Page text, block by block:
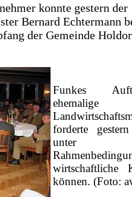
konnte gestern der
Bernard Echtermann
der Gemeinde
Funkes
ehemalige
forderte
unter
wirtschaftliche
können. (Foto: